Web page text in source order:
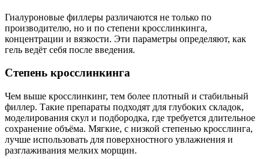
Гиалуроновые филлеры различаются не только по
производителю, но и по степени кросслинкинга,
концентрации и вязкости. Эти параметры определяют, как
гель ведёт себя после введения.
Степень кросслинкинга
Чем выше кросслинкинг, тем более плотный и стабильный
филлер. Такие препараты подходят для глубоких складок,
моделирования скул и подбородка, где требуется длительное
сохранение объёма. Мягкие, с низкой степенью кросслинга,
лучше использовать для поверхностного увлажнения и
разглаживания мелких морщин.